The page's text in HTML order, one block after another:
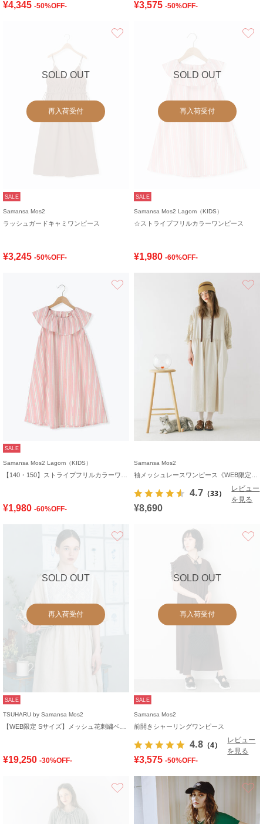
¥4,345 -50%OFF-
¥3,575 -50%OFF-
SOLD OUT
再入荷受付
SALE
Samansa Mos2
ラッシュガードキャミワンピース
¥3,245 -50%OFF-
SOLD OUT
再入荷受付
SALE
Samansa Mos2 Lagom（KIDS）
☆ストライプフリルカラーワンピース
¥1,980 -60%OFF-
SALE
Samansa Mos2 Lagom（KIDS）
¥1,980 -60%OFF-
Samansa Mos2
4.7 （33）
レビュー
を見る
¥8,690
SOLD OUT
再入荷受付
SALE
TSUHARU by Samansa Mos2
¥19,250 -30%OFF-
SOLD OUT
再入荷受付
SALE
Samansa Mos2
前開きシャーリングワンピース
4.8 （4）
レビュー
を見る
¥3,575 -50%OFF-
お気に入り